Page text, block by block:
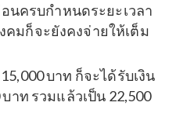
ครบกำหนดระยะเวลา
คมก็จะยังคงจ่ายให้เต็ม
บาท ก็จะได้รับเงิน
าท รวมแล้วเป็น 22,500